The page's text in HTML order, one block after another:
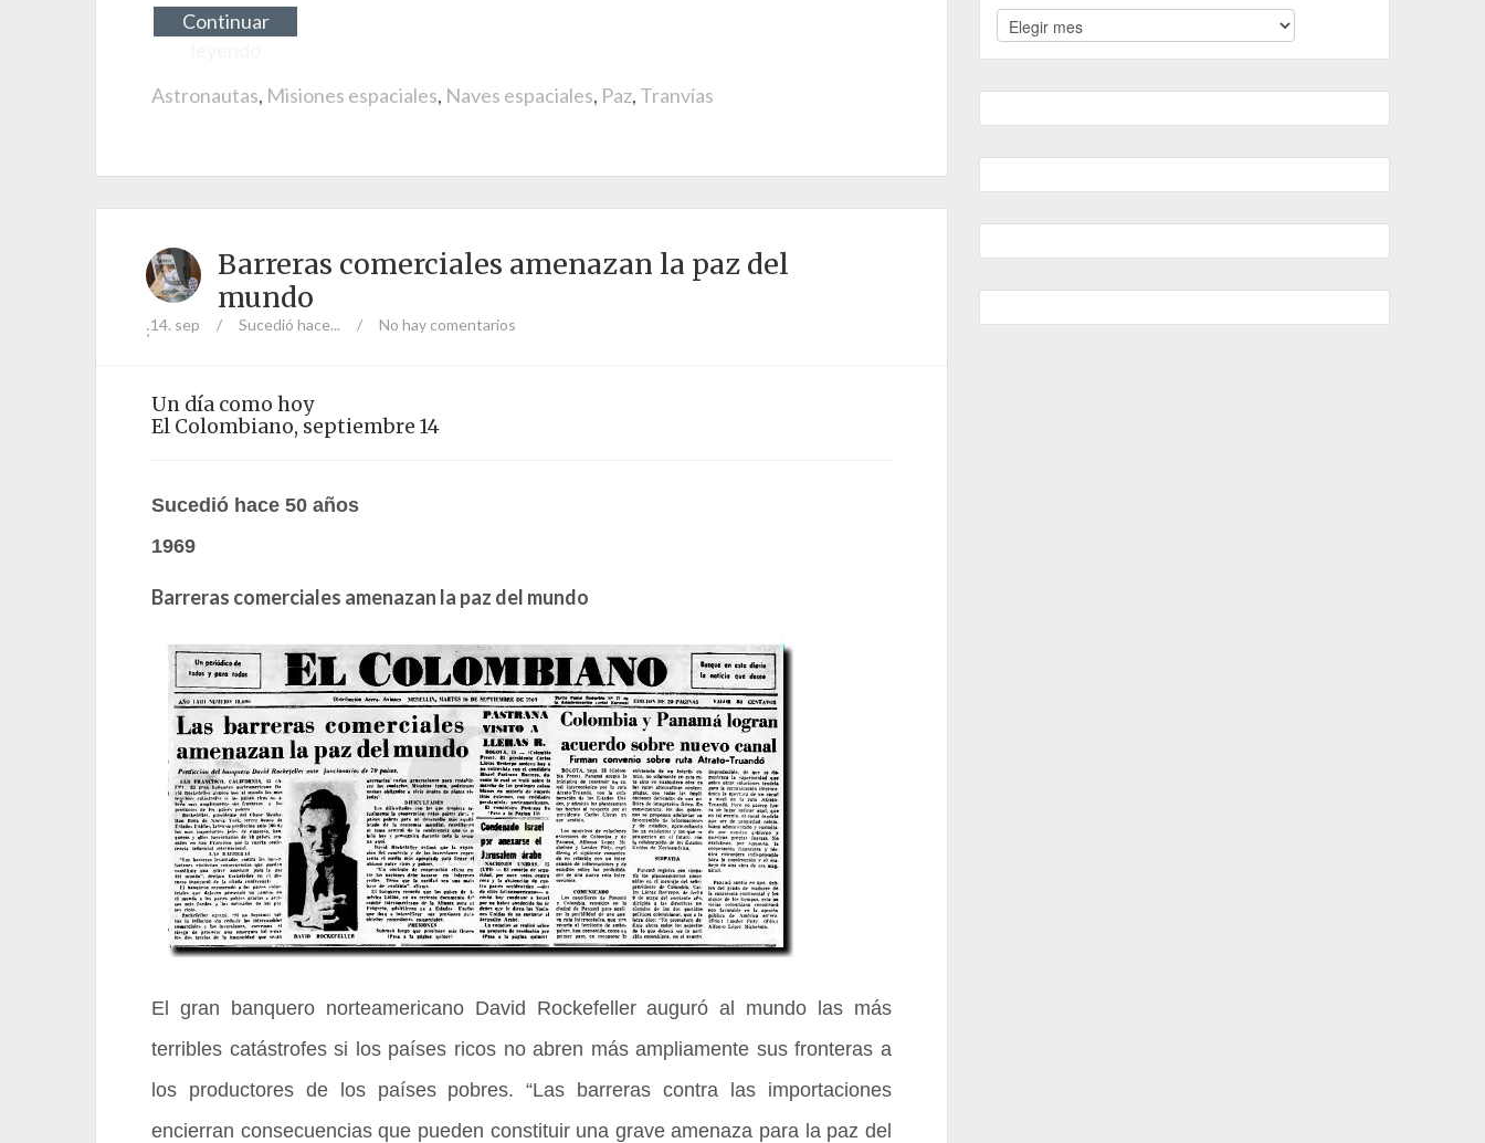
Continuar
Astronautas, Misiones espaciales, Naves espaciales, Paz, Tranvías
Barreras comerciales amenazan la paz del
mundo
;14. sep / Sucedió hace... / No hay comentarios
Un día como hoy
El Colombiano, septiembre 14
Sucedió hace 50 años
1969
Barreras comerciales amenazan la paz del mundo
El gran banquero norteamericano David Rockefeller auguró al mundo las más
terribles catástrofes si los países ricos no abren más ampliamente sus fronteras a
los productores de los países pobres. “Las barreras contra las importaciones
encierran consecuencias que pueden constituir una grave amenaza para la paz del